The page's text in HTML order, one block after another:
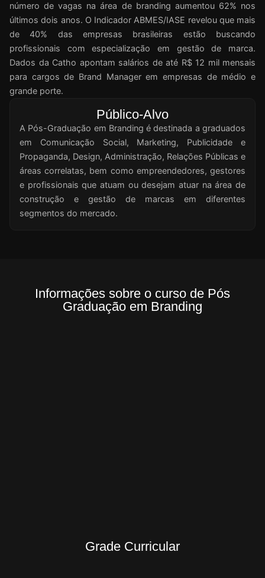
número de vagas na área de branding aumentou 62% nos
últimos dois anos. O Indicador ABMES/IASE revelou que mais
de 40% das empresas brasileiras estão buscando
profissionais com especialização em gestão de marca.
Dados da Catho apontam salários de até R$ 12 mil mensais
para cargos de Brand Manager em empresas de médio e
grande porte.
Público-Alvo
A Pós-Graduação em Branding é destinada a graduados
em Comunicação Social, Marketing, Publicidade e
Propaganda, Design, Administração, Relações Públicas e
áreas correlatas, bem como empreendedores, gestores
e profissionais que atuam ou desejam atuar na área de
construção e gestão de marcas em diferentes
segmentos do mercado.
Informações sobre o curso de Pós
Graduação em Branding
Grade Curricular